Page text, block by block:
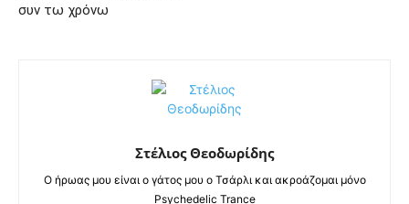
συν τω χρόνω
Στέλιος Θεοδωρίδης
Ο ήρωας μου είναι ο γάτος μου ο Τσάρλι και ακροάζομαι μόνο
Psychedelic Trance